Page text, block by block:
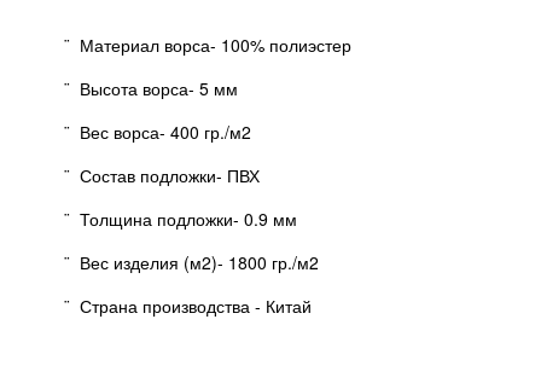
¨ Материал ворса- 100% полиэстер
¨ Высота ворса- 5 мм
¨ Вес ворса- 400 гр./м2
¨ Состав подложки- ПВХ
¨ Толщина подложки- 0.9 мм
¨ Вес изделия (м2)- 1800 гр./м2
¨ Страна производства - Китай